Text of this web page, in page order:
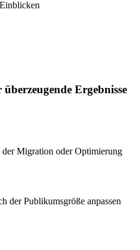
Ergebnisse
Migration oder Optimierung
der Publikumsgröße anpassen